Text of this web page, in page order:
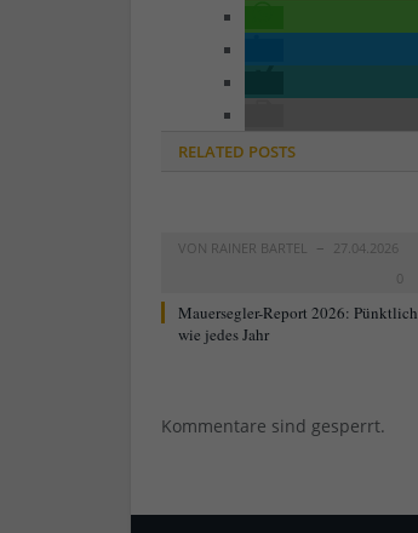
RELATED POSTS
VON RAINER BARTEL
27.04.2026
0
Mauersegler-Report 2026: Pünktlich
wie jedes Jahr
Kommentare sind gesperrt.